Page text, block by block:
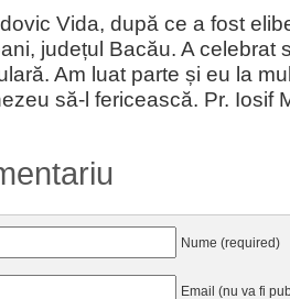
Vida, după ce a fost
județul Bacău. A celebrat
Am luat parte și eu la
să-l fericească. Pr. Iosif
Nume (required)
Email (nu va fi